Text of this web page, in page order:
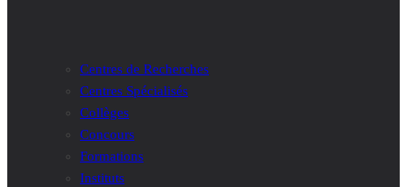
Centres de Recherches
Centres Spécialisés
Collèges
Concours
Formations
Instituts